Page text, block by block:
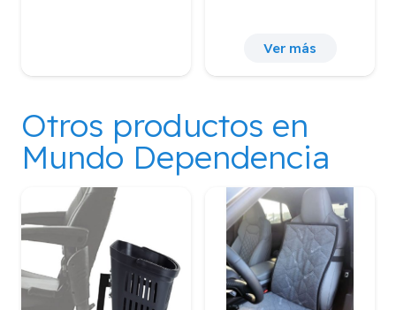
Otros productos en
Mundo Dependencia